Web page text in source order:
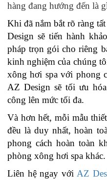
hàng đang hướng đến là
Khi đã nắm bắt rõ ràng
Design sẽ tiến hành
pháp trọn gói cho riêng
kinh nghiệm của chúng
xông hơi spa với phong
AZ Design sẽ tối ưu
công lên mức tối đa.
Và hơn hết, mỗi mẫu
đều là duy nhất, hoàn
phong cách hoàn toàn
phòng xông hơi spa khác.
Liên hệ ngay với AZ